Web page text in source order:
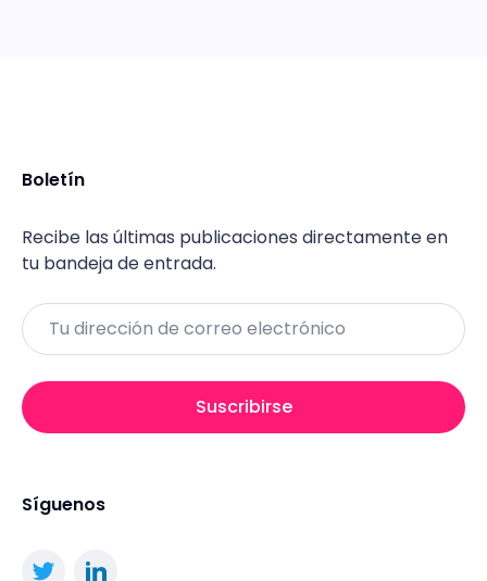
Boletín
Recibe las últimas publicaciones directamente en
tu bandeja de entrada.
Email
Suscribirse
Síguenos